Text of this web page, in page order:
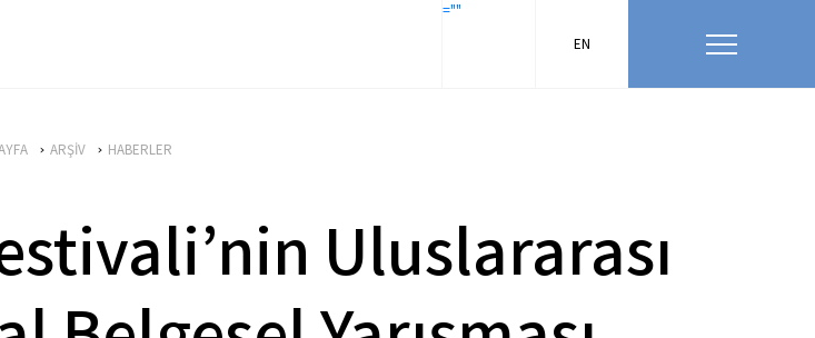
=""
EN
ARŞİV HABERLER
Uluslararası